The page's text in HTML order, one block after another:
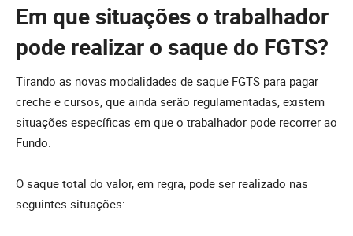
Em que situações o trabalhador
pode realizar o saque do FGTS?
Tirando as novas modalidades de saque FGTS para pagar
creche e cursos, que ainda serão regulamentadas, existem
situações específicas em que o trabalhador pode recorrer ao
Fundo.
O saque total do valor, em regra, pode ser realizado nas
seguintes situações: